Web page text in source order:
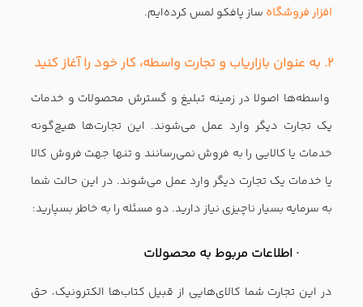
افزار فروشگاه ساز پافکو لمس کرده‌ایم.
واسطه‌ها اصولا در زمینه تبلیغ و گسترش محصولات و خدمات
یک تجارت دیگر وارد عمل می‌شوند. این تجارت‌ها هیچ‌گونه
خدمات یا کالایی را به فروش نمی‌رسانند و تنها جهت فروش کالا
یا خدمات یک تجارت دیگر وارد عمل می‌شوند. در این حالت شما
به سرمایه بسیار ناچیزی نیاز دارید. دو مسئله را به خاطر بسپارید:
· اطلاعات مربوط به محصولات
در این تجارت شما کالای‌هایی از قبیل کتاب‌ها الکترونیک، حق